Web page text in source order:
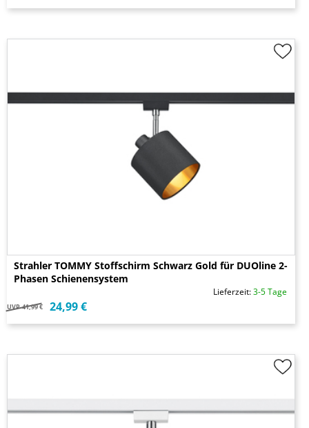
Strahler TOMMY Stoffschirm Schwarz Gold für DUOline 2-
Phasen Schienensystem
Lieferzeit:3-5 Tage
UVP 41,99 € 24,99 €